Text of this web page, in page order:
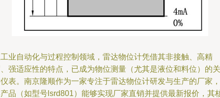
业自动化与过程控制领域，雷达物位计凭借其非接触、高精
强适应性的特点，已成为物位测量（尤其是液位和料位）的关
表。南京隆顺作为一家专注于雷达物位计研发与生产的厂家，
品（如型号lsrd801）能够实现厂家直销并提供最新报价，其